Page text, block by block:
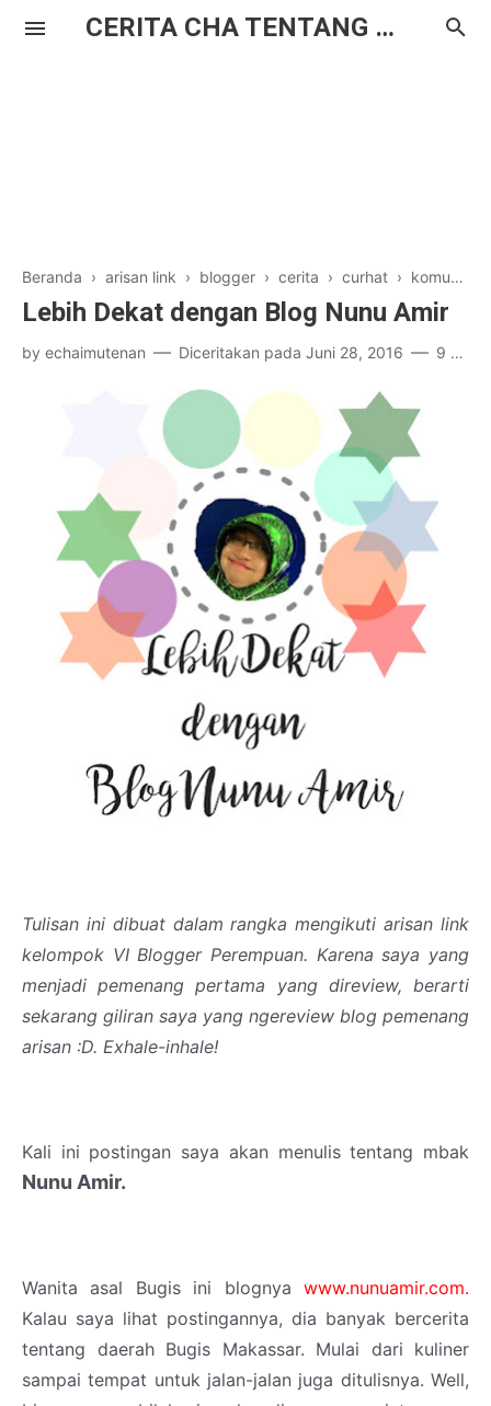
CERITA CHA TENTANG HAL BIASA
Beranda › arisan link › blogger › cerita › curhat › komunitas
Lebih Dekat dengan Blog Nunu Amir
by echaimutenan Diceritakan pada Juni 28, 2016 9 komentar
Tulisan ini dibuat dalam rangka mengikuti arisan link
kelompok VI Blogger Perempuan. Karena saya yang
menjadi pemenang pertama yang direview, berarti
sekarang giliran saya yang ngereview blog pemenang
arisan :D. Exhale-inhale!
Kali ini postingan saya akan menulis tentang mbak
Nunu Amir.
Wanita asal Bugis ini blognya www.nunuamir.com.
Kalau saya lihat postingannya, dia banyak bercerita
tentang daerah Bugis Makassar. Mulai dari kuliner
sampai tempat untuk jalan-jalan juga ditulisnya. Well,